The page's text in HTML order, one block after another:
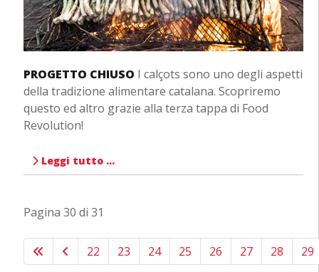
PROGETTO CHIUSO I calçots sono uno degli aspetti
della tradizione alimentare catalana. Scopriremo
questo ed altro grazie alla terza tappa di Food
Revolution!
Leggi tutto …
Pagina 30 di 31
22 23 24 25 26 27 28 29